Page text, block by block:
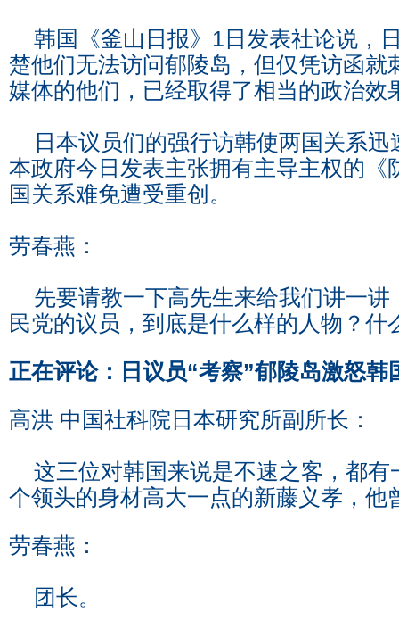
韩国《釜山日报》1日发表社论说，
楚他们无法访问郁陵岛，但仅凭访函就
媒体的他们，已经取得了相当的政治效
日本议员们的强行访韩使两国关系迅
本政府今日发表主张拥有主导主权的《
国关系难免遭受重创。
劳春燕：
先要请教一下高先生来给我们讲一讲
民党的议员，到底是什么样的人物？什
正在评论：日议员“考察”郁陵岛激怒韩
高洪 中国社科院日本研究所副所长：
这三位对韩国来说是不速之客，都有
个领头的身材高大一点的新藤义孝，
劳春燕：
团长。